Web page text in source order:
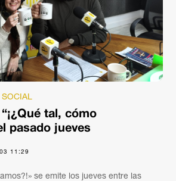
tal, cómo
pasado jueves
11:29
se emite los jueves entre las